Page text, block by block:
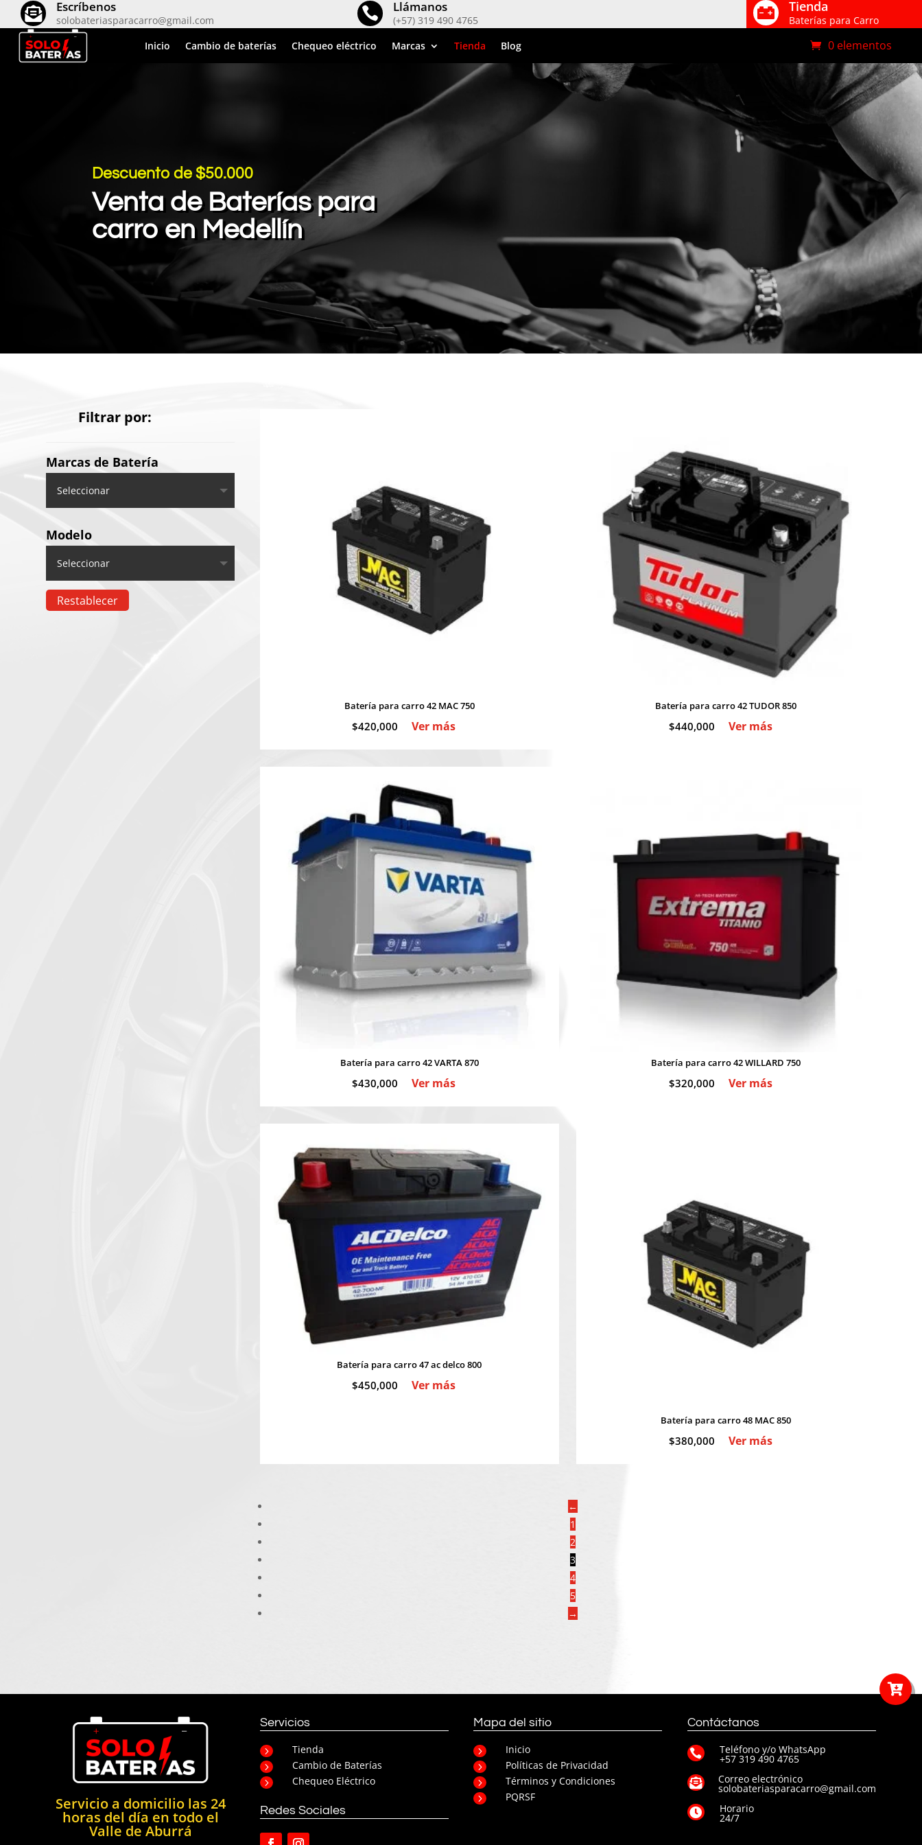
 Escríbenos
solobateriasparacarro@gmail.com  Llámanos
(+57) 319 490 4765  Tienda
Baterías para Carro
Inicio
Cambio de baterías Chequeo eléctrico Marcas Tienda Blog 0 elementos

Descuento de $50.000
Venta de Baterías para
carro en Medellín
Filtrar por:
Marcas de Batería
Modelo
Restablecer
Batería para carro 42 MAC 750
$420,000 Ver más
Batería para carro 42 TUDOR 850
$440,000 Ver más
Batería para carro 42 VARTA 870
$430,000 Ver más
Batería para carro 42 WILLARD 750
$320,000 Ver más
Batería para carro 47 ac delco 800
$450,000 Ver más
Batería para carro 48 MAC 850
$380,000 Ver más
←
1
2
3
4
5
→
Servicio a domicilio las 24
horas del día en todo el
Valle de Aburrá
Servicios
5 Tienda
5 Cambio de Baterías
5 Chequeo Eléctrico
Redes Sociales
Mapa del sitio
5 Inicio
5 Políticas de Privacidad
5 Términos y Condiciones
5 PQRSF
Contáctanos
 Teléfono y/o WhatsApp
+57 319 490 4765
 Correo electrónico
solobateriasparacarro@gmail.com
 Horario
24/7